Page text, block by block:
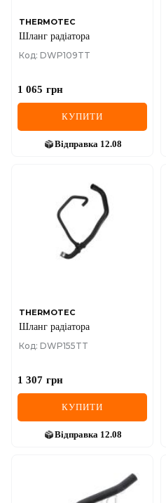
THERMOTEC
Шланг радіатора
Код: DWP109TT
1 065 грн
КУПИТИ
Відправка 12.08
THERMOTEC
Шланг радіатора
Код: DWP155TT
1 307 грн
КУПИТИ
Відправка 12.08